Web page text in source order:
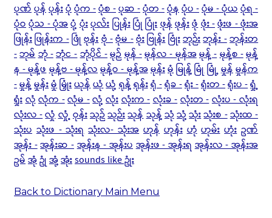
ပုဏ်ပုန်ပုန်းပုံပုံက -ပုံစ -ပုဆ -ပုံတ -ပုံနပုံပ -ပုံမ - ပုံယပုံရ -
ပုံဝပုံသ - ပုံအပုံ့ပုံးပုလ်းပြုန်းပြုံ ပြုံးဖုန်ဖုန်းဖုံဖုံး -ဖုံးဖ - ဖုံးအ
ဖြုန်းဖြုန်းက -ဖြုံ ဗုန်းဗုံ -ဗုံမ -ဗုံးဗြုန်းဗြုံးဘုဉ်းဘုန်း -ဘုန်းတ
-ဘုမ်ဘုံ -ဘုံင -ဘုံပိုင် -မုဉ်မုန် -မုန်လ - မုန်အမုန့် -မုန့်စ -မုန့်
န - မုန့်ဖမုန့်ဗ - မုန့်လမုန့်ဝ - မုန့်အမုန်းမုံမြုန့်မြုံမြုံ့မှုန်မှုန်က
-မှုန့်မှုန်းမှုံမြှုံးယုန်ယုံယုံ့ရုန့်ရုန်းရုံ -ရုံခ -ရုံး -ရုံးတ -ရုံးပ -ရှုံ့
ရှုံးလုံလုံက -လုံမ -လုံ့ လုံးလုံးက -လုံးခ -လုံးတ -လုံးပ - လုံးရ
လုံးလ -လှုံလှုံ့ဝုန်းသုဉ်သုဉ်းသုန်သုန့်သုံသုံ့သုံးသုံးစ -သုံးထ -
သုံးပ သုံးဖ - သုံးရ သုံးလ- သုံးအ ဟုန် ဟုန်း ဟုံ ဟုမ်း ဟုံး ဥဏ်
အုန်း -အုန်းဆ -အုန်းန - အုန်းပအုန်းဖ - အုန်းရ အုန်းလ - အုန်းအ
ဥမ်အုံဥုံ အုံ့အုံးsounds like ဥုံး
Back to Dictionary Main Menu